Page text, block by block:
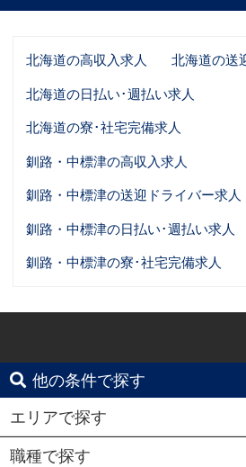
北海道の高収入求人
北海道の送
北海道の日払い･週払い求人
北海道の寮･社宅完備求人
釧路・中標津の高収入求人
釧路・中標津の送迎ドライバー求人
釧路・中標津の日払い･週払い求人
釧路・中標津の寮･社宅完備求人
他の条件で探す
エリアで探す
職種で探す